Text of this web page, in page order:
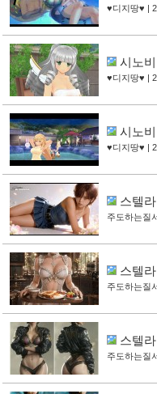
♥디지땅♥ |
시노
♥디지땅♥ |
시노
♥디지땅♥ |
스텔
주도하는질
스텔
주도하는질
스텔
주도하는질